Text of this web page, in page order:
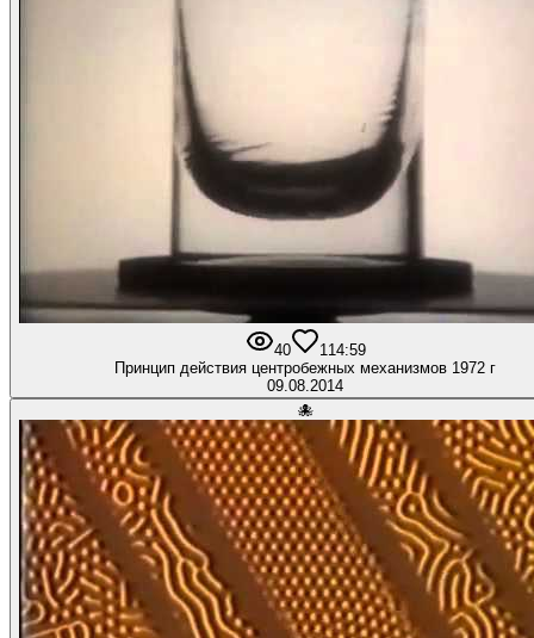
40 1 14:59
Принцип действия центробежных механизмов 1972 г
09.08.2014
🐙